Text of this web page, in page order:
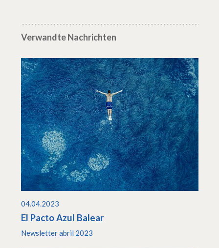
Verwandte Nachrichten
04.04.2023
El Pacto Azul Balear
Newsletter abril 2023